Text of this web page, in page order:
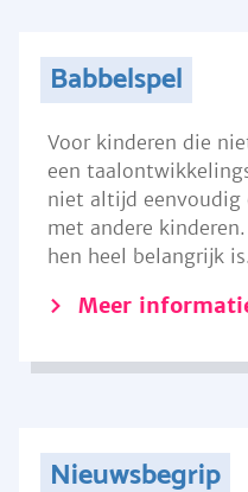
Babbelspel
Voor kinderen die
een
niet altijd eenvoudig
met andere
hen heel belangrijk
Meer
Nieuwsbegrip